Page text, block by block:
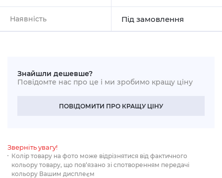
Наявність Під замовлення
Знайшли дешевше?
Повідомте нас про це і ми зробимо кращу ціну
ПОВІДОМИТИ ПРО КРАЩУ ЦІНУ
Зверніть увагу!
Колір товару на фото може відрізнятися від фактичного
кольору товару, що пов‘язано зі спотворенням передачі
кольору Вашим дисплеєм